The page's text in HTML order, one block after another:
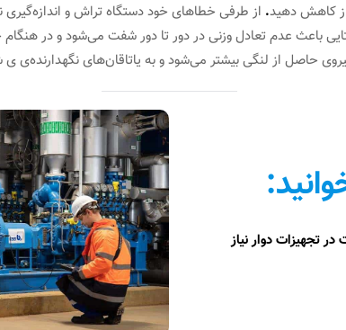
کاهش دهید. از طرفی خطاهای خود دستگاه تراش و اندازه‌گیری
باعث عدم تعادل وزنی در دور تا دور شفت می‌شود و در
حاصل از لنگی بیشتر می‌شود و به یاتاقان‌های نگهدارنده‌ی
در تجهيزات دوار نیاز